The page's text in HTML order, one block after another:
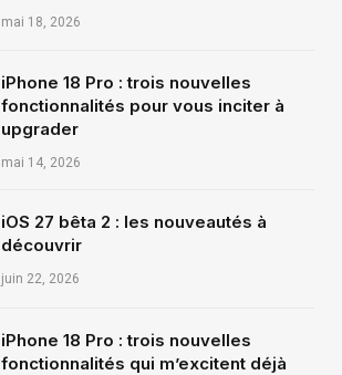
mai 18, 2026
iPhone 18 Pro : trois nouvelles
fonctionnalités pour vous inciter à
upgrader
mai 14, 2026
iOS 27 bêta 2 : les nouveautés à
découvrir
juin 22, 2026
iPhone 18 Pro : trois nouvelles
fonctionnalités qui m’excitent déjà